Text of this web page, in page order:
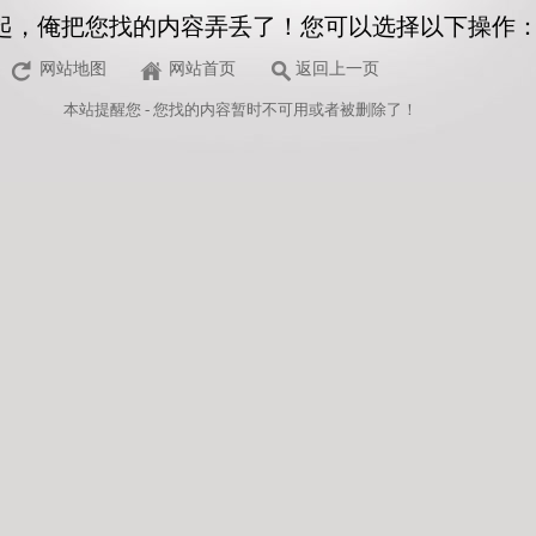
，俺把您找的内容弄丢了！您可以选择以下操作
网站地图 网站首页 返回上一页
本站提醒您 - 您找的内容暂时不可用或者被删除了！